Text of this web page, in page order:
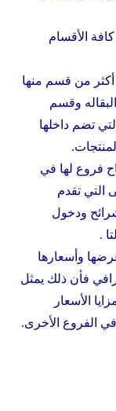
الأقسام
من قسم منها
وقسم
تضم داخلها
فروع لها في
التي تقدم
ودخول
.
وأسعارها
فأن ذلك يمثل
الأسعار
الفروع الأخرى.